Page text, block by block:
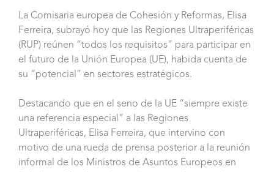
La Comisaria europea de Cohesión y Reformas, Elisa
Ferreira, subrayó hoy que las Regiones Ultraperiféricas
(RUP) reúnen “todos los requisitos” para participar en
el futuro de la Unión Europea (UE), habida cuenta de
su “potencial” en sectores estratégicos.
Destacando que en el seno de la UE “siempre existe
una referencia especial” a las Regiones
Ultraperiféricas, Elisa Ferreira, que intervino con
motivo de una rueda de prensa posterior a la reunión
informal de los Ministros de Asuntos Europeos en